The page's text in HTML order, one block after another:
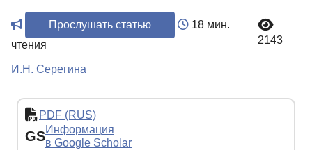
Прослушать статью
18 мин.
чтения
2143
И.Н. Серегина
PDF (RUS)
GSИнформация
в Google Scholar